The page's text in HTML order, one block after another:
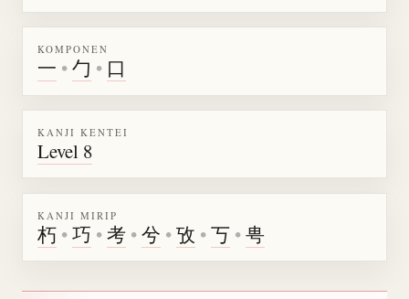
KOMPONEN
一 •勹 • 口
KANJI KENTEI
Level 8
KANJI MIRIP
朽 •巧 •考 •兮 •攷 •丂 •甹